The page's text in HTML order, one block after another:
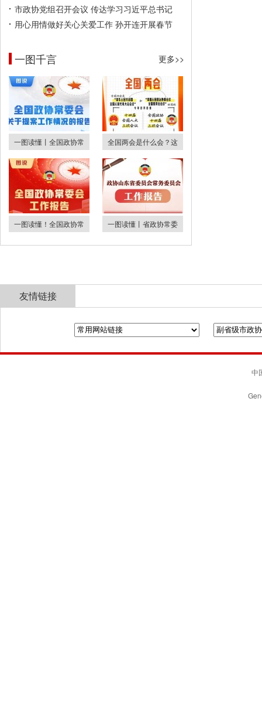
市政协党组召开会议 传达学习习近平总书记
用心用情做好关心关爱工作 孙开连开展春节
一图千言 更多>>
一图读懂丨全国政协常 全国两会是什么会？这
一图读懂！全国政协常 一图读懂丨省政协常委
友情链接
中